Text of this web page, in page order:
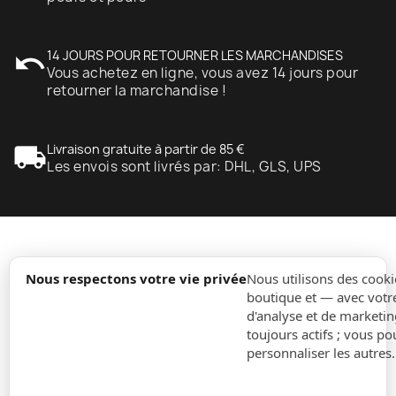
Nous respectons votre vie privéeNous utilisons des
boutique et — avec
d'analyse et de
toujours actifs ; vous
personnaliser les
undo14 JOURS POUR RETOURNER LES MARCHANDISES
Vous achetez en ligne, vous avez 14 jours pour
retourner la marchandise !
local_shippingLivraison gratuite à partir de 85 €
Les envois sont livrés par: DHL, GLS, UPS
expand_more